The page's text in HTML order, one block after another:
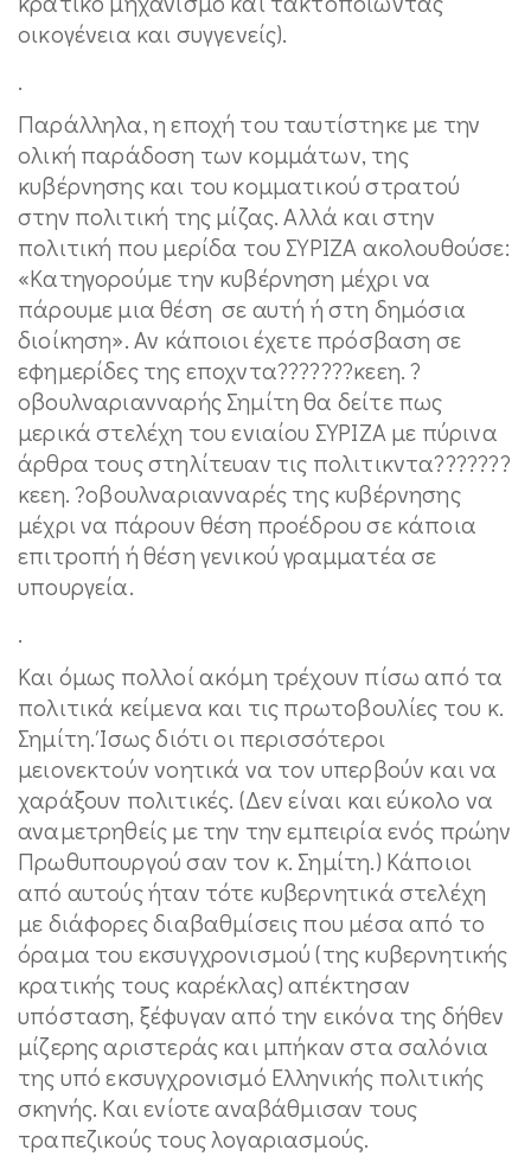
οικογένεια και συγγενείς).
.
Παράλληλα, η εποχή του ταυτίστηκε με την
ολική παράδοση των κομμάτων, της
κυβέρνησης και του κομματικού στρατού
στην πολιτική της μίζας. Αλλά και στην
πολιτική που μερίδα του ΣΥΡΙΖΑ ακολουθούσε:
«Κατηγορούμε την κυβέρνηση μέχρι να
πάρουμε μια θέση σε αυτή ή στη δημόσια
διοίκηση». Αν κάποιοι έχετε πρόσβαση σε
εφημερίδες της εποχντα???????κεεη. ?
οβουλναριανναρής Σημίτη θα δείτε πως
μερικά στελέχη του ενιαίου ΣΥΡΙΖΑ με πύρινα
άρθρα τους στηλίτευαν τις πολιτικντα???????
κεεη. ?οβουλναριανναρές της κυβέρνησης
μέχρι να πάρουν θέση προέδρου σε κάποια
επιτροπή ή θέση γενικού γραμματέα σε
υπουργεία.
.
Και όμως πολλοί ακόμη τρέχουν πίσω από τα
πολιτικά κείμενα και τις πρωτοβουλίες του κ.
Σημίτη. Ίσως διότι οι περισσότεροι
μειονεκτούν νοητικά να τον υπερβούν και να
χαράξουν πολιτικές. (Δεν είναι και εύκολο να
αναμετρηθείς με την την εμπειρία ενός πρώην
Πρωθυπουργού σαν τον κ. Σημίτη.) Κάποιοι
από αυτούς ήταν τότε κυβερνητικά στελέχη
με διάφορες διαβαθμίσεις που μέσα από το
όραμα του εκσυγχρονισμού (της κυβερνητικής
κρατικής τους καρέκλας) απέκτησαν
υπόσταση, ξέφυγαν από την εικόνα της δήθεν
μίζερης αριστεράς και μπήκαν στα σαλόνια
της υπό εκσυγχρονισμό Ελληνικής πολιτικής
σκηνής. Και ενίοτε αναβάθμισαν τους
τραπεζικούς τους λογαριασμούς.